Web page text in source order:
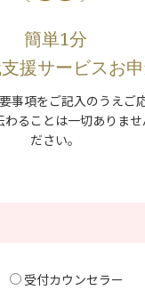
簡単1分
援サービスお
事項をご記入のうえご
ることは一切ありませ
ださい。
受付カウンセラー